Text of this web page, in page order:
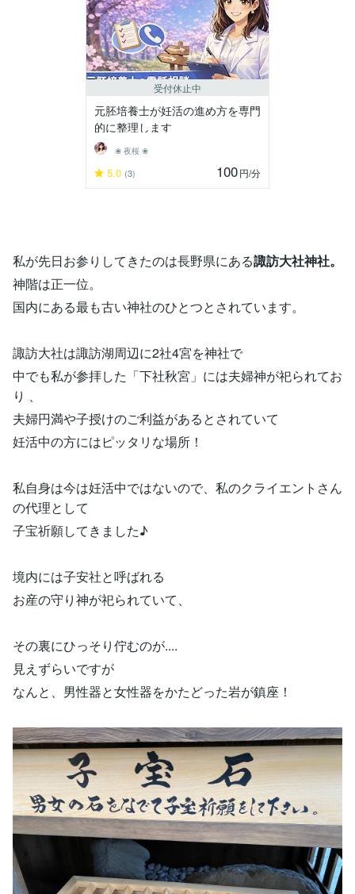
受付休止中
元胚培養士が妊活の進め方を専門
的に整理します
❀ 夜桜 ❀
5.0 (3) 100円/分
私が先日お参りしてきたのは長野県にある諏訪大社神社。
神階は正一位。
国内にある最も古い神社のひとつとされています。
諏訪大社は諏訪湖周辺に2社4宮を神社で
中でも私が参拝した「下社秋宮」には夫婦神が祀られてお
り 、
夫婦円満や子授けのご利益があるとされていて
妊活中の方にはピッタリな場所！
私自身は今は妊活中ではないので、私のクライエントさん
の代理として
子宝祈願してきました♪
境内には子安社と呼ばれる
お産の守り神が祀られていて、
その裏にひっそり佇むのが....
見えずらいですが
なんと、男性器と女性器をかたどった岩が鎮座！